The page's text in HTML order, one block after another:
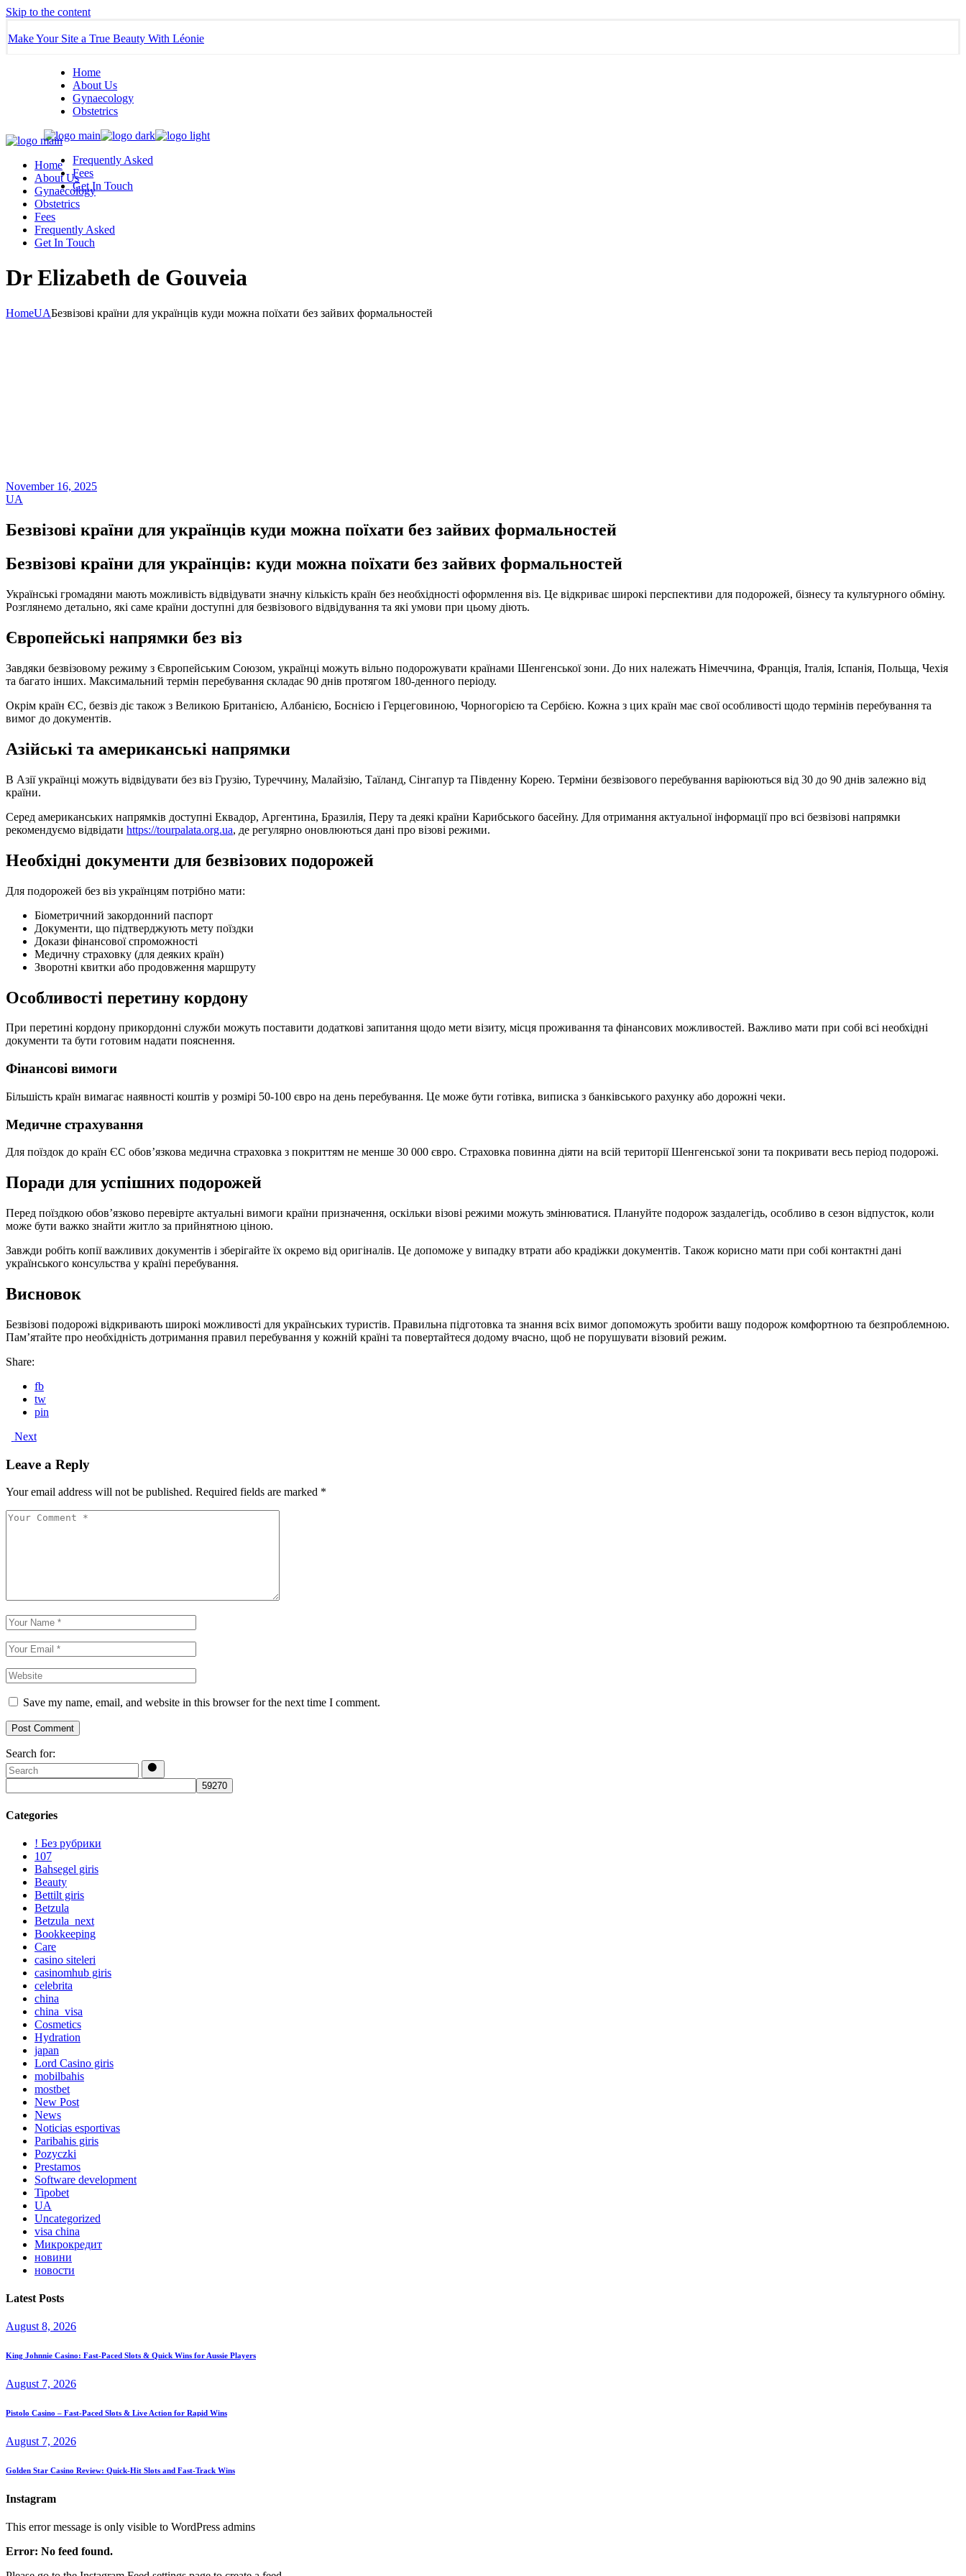
Skip to the content
Make Your Site a True Beauty With Léonie
Home
About Us
Gynaecology
Obstetrics
Frequently Asked
Fees
Get In Touch
Home
About Us
Gynaecology
Obstetrics
Fees
Frequently Asked
Get In Touch
Dr Elizabeth de Gouveia
HomeUAБезвізові країни для українців куди можна поїхати без зайвих формальностей
November 16, 2025
UA
Безвізові країни для українців куди можна поїхати без зайвих формальностей
Безвізові країни для українців: куди можна поїхати без зайвих формальностей
Українські громадяни мають можливість відвідувати значну кількість країн без необхідності оформлення віз. Це відкриває широкі перспективи для подорожей, бізнесу та культурного обміну.
Розглянемо детально, які саме країни доступні для безвізового відвідування та які умови при цьому діють.
Європейські напрямки без віз
Завдяки безвізовому режиму з Європейським Союзом, українці можуть вільно подорожувати країнами Шенгенської зони. До них належать Німеччина, Франція, Італія, Іспанія, Польща, Чехія
та багато інших. Максимальний термін перебування складає 90 днів протягом 180-денного періоду.
Окрім країн ЄС, безвіз діє також з Великою Британією, Албанією, Боснією і Герцеговиною, Чорногорією та Сербією. Кожна з цих країн має свої особливості щодо термінів перебування та
вимог до документів.
Азійські та американські напрямки
В Азії українці можуть відвідувати без віз Грузію, Туреччину, Малайзію, Таїланд, Сінгапур та Південну Корею. Терміни безвізового перебування варіюються від 30 до 90 днів залежно від
країни.
Серед американських напрямків доступні Еквадор, Аргентина, Бразилія, Перу та деякі країни Карибського басейну. Для отримання актуальної інформації про всі безвізові напрямки
рекомендуємо відвідати https://tourpalata.org.ua, де регулярно оновлюються дані про візові режими.
Необхідні документи для безвізових подорожей
Для подорожей без віз українцям потрібно мати:
Біометричний закордонний паспорт
Документи, що підтверджують мету поїздки
Докази фінансової спроможності
Медичну страховку (для деяких країн)
Зворотні квитки або продовження маршруту
Особливості перетину кордону
При перетині кордону прикордонні служби можуть поставити додаткові запитання щодо мети візиту, місця проживання та фінансових можливостей. Важливо мати при собі всі необхідні
документи та бути готовим надати пояснення.
Фінансові вимоги
Більшість країн вимагає наявності коштів у розмірі 50-100 євро на день перебування. Це може бути готівка, виписка з банківського рахунку або дорожні чеки.
Медичне страхування
Для поїздок до країн ЄС обов’язкова медична страховка з покриттям не менше 30 000 євро. Страховка повинна діяти на всій території Шенгенської зони та покривати весь період подорожі.
Поради для успішних подорожей
Перед поїздкою обов’язково перевірте актуальні вимоги країни призначення, оскільки візові режими можуть змінюватися. Плануйте подорож заздалегідь, особливо в сезон відпусток, коли
може бути важко знайти житло за прийнятною ціною.
Завжди робіть копії важливих документів і зберігайте їх окремо від оригіналів. Це допоможе у випадку втрати або крадіжки документів. Також корисно мати при собі контактні дані
українського консульства у країні перебування.
Висновок
Безвізові подорожі відкривають широкі можливості для українських туристів. Правильна підготовка та знання всіх вимог допоможуть зробити вашу подорож комфортною та безпроблемною.
Пам’ятайте про необхідність дотримання правил перебування у кожній країні та повертайтеся додому вчасно, щоб не порушувати візовий режим.
Share:
fb
tw
pin
Next
Leave a Reply
Your email address will not be published. Required fields are marked *
Save my name, email, and website in this browser for the next time I comment.
Post Comment
Search for:
Categories
! Без рубрики
107
Bahsegel giris
Beauty
Bettilt giris
Betzula
Betzula_next
Bookkeeping
Care
casino siteleri
casinomhub giris
celebrita
china
china_visa
Cosmetics
Hydration
japan
Lord Сasino giris
mobilbahis
mostbet
New Post
News
Noticias esportivas
Paribahis giris
Pozyczki
Prestamos
Software development
Tipobet
UA
Uncategorized
visa china
Микрокредит
новини
новости
Latest Posts
August 8, 2026
King Johnnie Casino: Fast‑Paced Slots & Quick Wins for Aussie Players
August 7, 2026
Pistolo Casino – Fast‑Paced Slots & Live Action for Rapid Wins
August 7, 2026
Golden Star Casino Review: Quick‑Hit Slots and Fast‑Track Wins
Instagram
This error message is only visible to WordPress admins
Error: No feed found.